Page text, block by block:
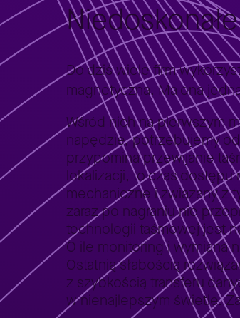
Do dziś wiele firm
magnetyczna. Ma ona
Wśród nich na pierwszym
napędzie, potrzebujemy
przypomina przewijanie
lokalizacji, to czas
mechaniczne i związany z
zaraz po nagraniu nie
technologii taśmowej jest
O ile monitoring i wymiana
Ostatnią słabością
z szybkością transferu
w nienajlepszym świetle.